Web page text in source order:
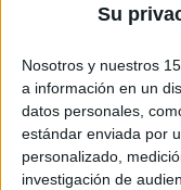
Su
Nosotros y nuestros
a información en un
datos personales,
estándar enviada por
personalizado,
investigación de
contactat amb
plantilla l'any
repetir. Àngel
estiu, quan
desconfinament
per garantir el